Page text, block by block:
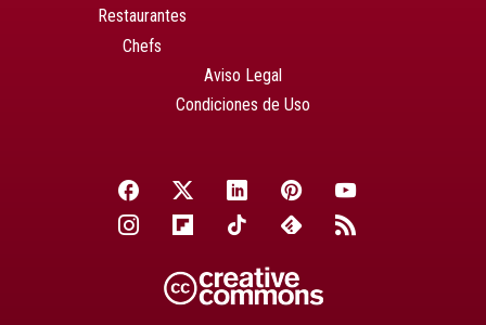
Restaurantes
Chefs
Aviso Legal
Condiciones de Uso